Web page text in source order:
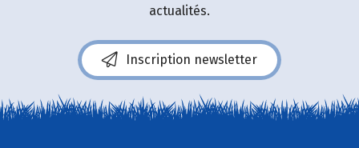
actualités.
Inscription newsletter